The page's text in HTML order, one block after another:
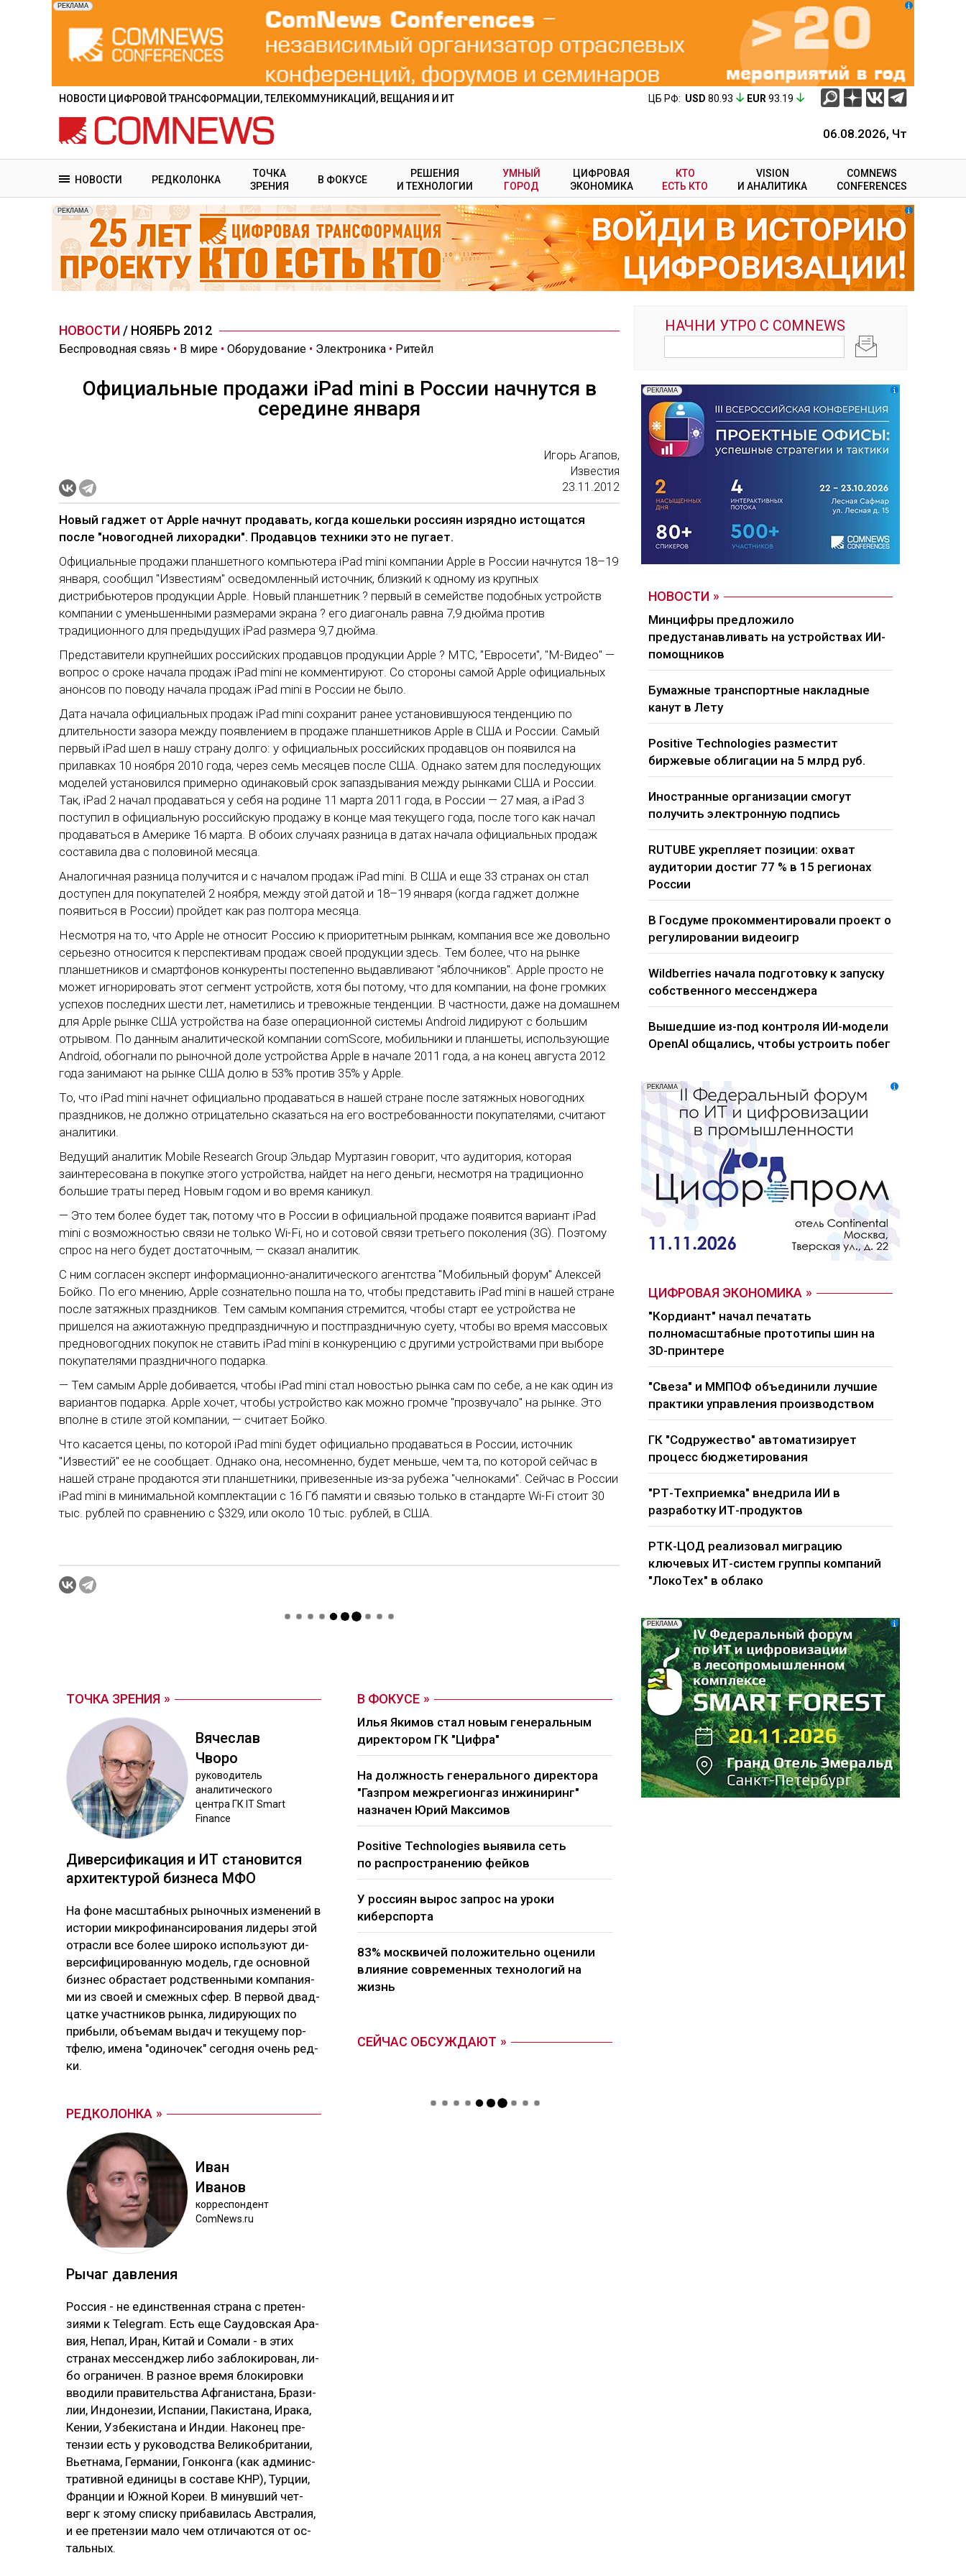
содержанию
НОВОСТИ ЦИФРОВОЙ ТРАНСФОРМАЦИИ, ТЕЛЕКОММУНИКАЦИЙ, ВЕЩАНИЯ И ИТ ЦБ РФ: USD 80.93 EUR 93.19
06.08.2026, Чт
НОВОСТИ РЕДКОЛОНКА
ТОЧКА
ЗРЕНИЯ
В ФОКУСЕ
РЕШЕНИЯ
И ТЕХНОЛОГИИ
УМНЫЙ
ГОРОД
ЦИФРОВАЯ
ЭКОНОМИКА
КТО
ЕСТЬ КТО
VISION
И АНАЛИТИКА
COMNEWS
CONFERENCES
НОВОСТИ / НОЯБРЬ 2012
Беспроводная связь • В мире • Оборудование • Электроника • Ритейл
Официальные продажи iPad mini в России начнутся в
середине января
Игорь Агапов,
Известия
23.11.2012
Новый гаджет от Apple начнут продавать, когда кошельки россиян изрядно истощатся
после "новогодней лихорадки". Продавцов техники это не пугает.
Официальные продажи планшетного компьютера iPad mini компании Apple в России начнутся 18–19
января, сообщил "Известиям" осведомленный источник, близкий к одному из крупных
дистрибьютеров продукции Apple. Новый планшетник ? первый в семействе подобных устройств
компании с уменьшенными размерами экрана ? его диагональ равна 7,9 дюйма против
традиционного для предыдущих iPad размера 9,7 дюйма.
Представители крупнейших российских продавцов продукции Apple ? МТС, "Евросети", "М-Видео" —
вопрос о сроке начала продаж iPad mini не комментируют. Со стороны самой Apple официальных
анонсов по поводу начала продаж iPad mini в России не было.
Дата начала официальных продаж iPad mini сохранит ранее установившуюся тенденцию по
длительности зазора между появлением в продаже планшетников Apple в США и России. Самый
первый iPad шел в нашу страну долго: у официальных российских продавцов он появился на
прилавках 10 ноября 2010 года, через семь месяцев после США. Однако затем для последующих
моделей установился примерно одинаковый срок запаздывания между рынками США и России.
Так, iPad 2 начал продаваться у себя на родине 11 марта 2011 года, в России — 27 мая, а iPad 3
поступил в официальную российскую продажу в конце мая текущего года, после того как начал
продаваться в Америке 16 марта. В обоих случаях разница в датах начала официальных продаж
составила два с половиной месяца.
Аналогичная разница получится и с началом продаж iPad mini. В США и еще 33 странах он стал
доступен для покупателей 2 ноября, между этой датой и 18–19 января (когда гаджет должне
появиться в России) пройдет как раз полтора месяца.
Несмотря на то, что Apple не относит Россию к приоритетным рынкам, компания все же довольно
серьезно относится к перспективам продаж своей продукции здесь. Тем более, что на рынке
планшетников и смартфонов конкуренты постепенно выдавливают "яблочников". Apple просто не
может игнорировать этот сегмент устройств, хотя бы потому, что для компании, на фоне громких
успехов последних шести лет, наметились и тревожные тенденции. В частности, даже на домашнем
для Apple рынке США устройства на базе операционной системы Android лидируют с большим
отрывом. По данным аналитической компании сomScore, мобильники и планшеты, использующие
Android, обогнали по рыночной доле устройства Apple в начале 2011 года, а на конец августа 2012
года занимают на рынке США долю в 53% против 35% у Apple.
То, что iPad mini начнет официально продаваться в нашей стране после затяжных новогодних
праздников, не должно отрицательно сказаться на его востребованности покупателями, считают
аналитики.
Ведущий аналитик Mobile Research Group Эльдар Муртазин говорит, что аудитория, которая
заинтересована в покупке этого устройства, найдет на него деньги, несмотря на традиционно
большие траты перед Новым годом и во время каникул.
— Это тем более будет так, потому что в России в официальной продаже появится вариант iPad
mini с возможностью связи не только Wi-Fi, но и сотовой связи третьего поколения (3G). Поэтому
спрос на него будет достаточным, — сказал аналитик.
С ним согласен эксперт информационно-аналитического агентства "Мобильный форум" Алексей
Бойко. По его мнению, Apple сознательно пошла на то, чтобы представить iPad mini в нашей стране
после затяжных праздников. Тем самым компания стремится, чтобы старт ее устройства не
пришелся на ажиотажную предпраздничную и постпраздничную суету, чтобы во время массовых
предновогодних покупок не ставить iPad mini в конкуренцию с другими устройствами при выборе
покупателями праздничного подарка.
— Тем самым Apple добивается, чтобы iPad mini стал новостью рынка сам по себе, а не как один из
вариантов подарка. Apple хочет, чтобы устройство как можно громче "прозвучало" на рынке. Это
вполне в стиле этой компании, — считает Бойко.
Что касается цены, по которой iPad mini будет официально продаваться в России, источник
"Известий" ее не сообщает. Однако она, несомненно, будет меньше, чем та, по которой сейчас в
нашей стране продаются эти планшетники, привезенные из-за рубежа "челноками". Сейчас в России
iPad mini в минимальной комплектации с 16 Гб памяти и связью только в стандарте Wi-Fi стоит 30
тыс. рублей по сравнению с $329, или около 10 тыс. рублей, в США.
ТОЧКА ЗРЕНИЯ
Вя­чес­лав
Чво­ро
ру­ково­дитель
ана­лити­чес­ко­го
цен­тра ГК IT Smart
Finance
Ди­вер­си­фика­ция и ИТ ста­новит­ся
ар­хи­тек­ту­рой биз­не­са МФО
На фо­не мас­штаб­ных ры­ноч­ных из­ме­не­ний в
ис­то­рии мик­ро­фи­нан­си­ро­ва­ния ли­де­ры этой
от­рас­ли все бо­лее ши­ро­ко ис­поль­зуют ди­
вер­си­фи­ци­ро­ван­ную мо­дель, где ос­нов­ной
биз­нес об­рас­тает родс­твен­ны­ми ком­па­ния­
ми из своей и смеж­ных сфер. В пер­вой двад­
цат­ке учас­тни­ков рын­ка, ли­ди­рую­щих по
при­бы­ли, объ­емам вы­дач и те­ку­ще­му пор­
тфе­лю, име­на "оди­но­чек" се­год­ня очень ред­
ки.
РЕДКОЛОНКА
Иван
Ива­нов
кор­рес­пон­дент
ComNews.ru
Ры­чаг дав­ле­ния
Рос­сия - не единс­твен­ная стра­на с пре­тен­
зия­ми к Telegram. Есть еще Сау­дов­ская Ара­
вия, Не­пал, Иран, Ки­тай и Со­ма­ли - в этих
стра­нах мес­сен­джер ли­бо заб­ло­ки­ро­ван, ли­
бо ог­ра­ни­чен. В раз­ное вре­мя бло­ки­ров­ки
вво­ди­ли пра­ви­тель­ства Аф­га­нис­та­на, Бра­зи­
лии, Ин­до­не­зии, Ис­па­нии, Па­кис­та­на, Ира­ка,
Ке­нии, Уз­бе­кис­та­на и Ин­дии. На­ко­нец пре­
тен­зии есть у ру­ко­водс­тва Ве­ли­коб­ри­та­нии,
Вь­ет­на­ма, Гер­ма­нии, Гон­кон­га (как ад­ми­нис­
тра­тив­ной еди­ни­цы в сос­та­ве КНР), Тур­ции,
Фран­ции и Юж­ной Ко­реи. В ми­нув­ший чет­
верг к это­му спис­ку при­ба­ви­лась Авс­тра­лия,
и ее пре­тен­зии ма­ло чем от­ли­чают­ся от ос­
таль­ных.
В ФОКУСЕ
Илья Якимов стал новым генеральным
директором ГК "Цифра"
На должность генерального директора
"Газпром межрегионгаз инжиниринг"
назначен Юрий Максимов
Positive Technologies выявила сеть
по распространению фейков
У россиян вырос запрос на уроки
киберспорта
83% москвичей положительно оценили
влияние современных технологий на
жизнь
СЕЙЧАС ОБСУЖДАЮТ
НОВОСТИ
Минцифры предложило
предустанавливать на устройствах ИИ-
помощников
Бумажные транспортные накладные
канут в Лету
Positive Technologies разместит
биржевые облигации на 5 млрд руб.
Иностранные организации смогут
получить электронную подпись
RUTUBE укрепляет позиции: охват
аудитории достиг 77 % в 15 регионах
России
В Госдуме прокомментировали проект о
регулировании видеоигр
Wildberries начала подготовку к запуску
собственного мессенджера
Вышедшие из-под контроля ИИ-модели
OpenAI общались, чтобы устроить побег
ЦИФРОВАЯ ЭКОНОМИКА
"Кордиант" начал печатать
полномасштабные прототипы шин на
3D-принтере
"Свеза" и ММПОФ объединили лучшие
практики управления производством
ГК "Содружество" автоматизирует
процесс бюджетирования
"РТ-Техприемка" внедрила ИИ в
разработку ИТ-продуктов
РТК-ЦОД реализовал миграцию
ключевых ИТ-систем группы компаний
"ЛокоТех" в облако